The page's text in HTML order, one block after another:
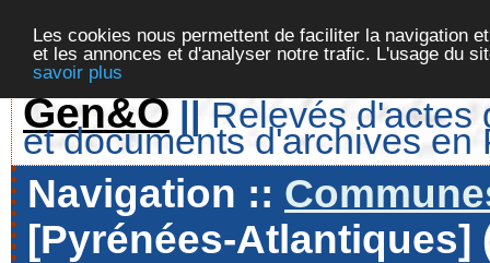
Les cookies nous permettent de faciliter la navigation
et les annonces et d'analyser notre trafic. L'usage du
savoir plus
Gen&O || Relevés d'actes
et documents d'archives en
Navigation ::
[Pyrénées-Atlantiques]